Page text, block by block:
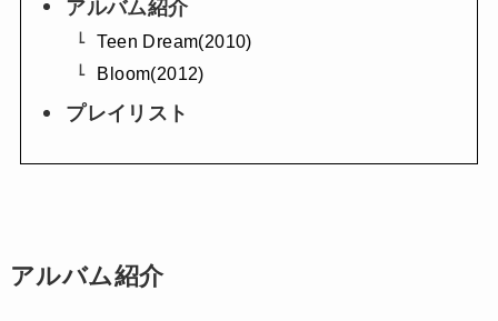
アルバム紹介
Teen Dream(2010)
Bloom(2012)
プレイリスト
アルバム紹介